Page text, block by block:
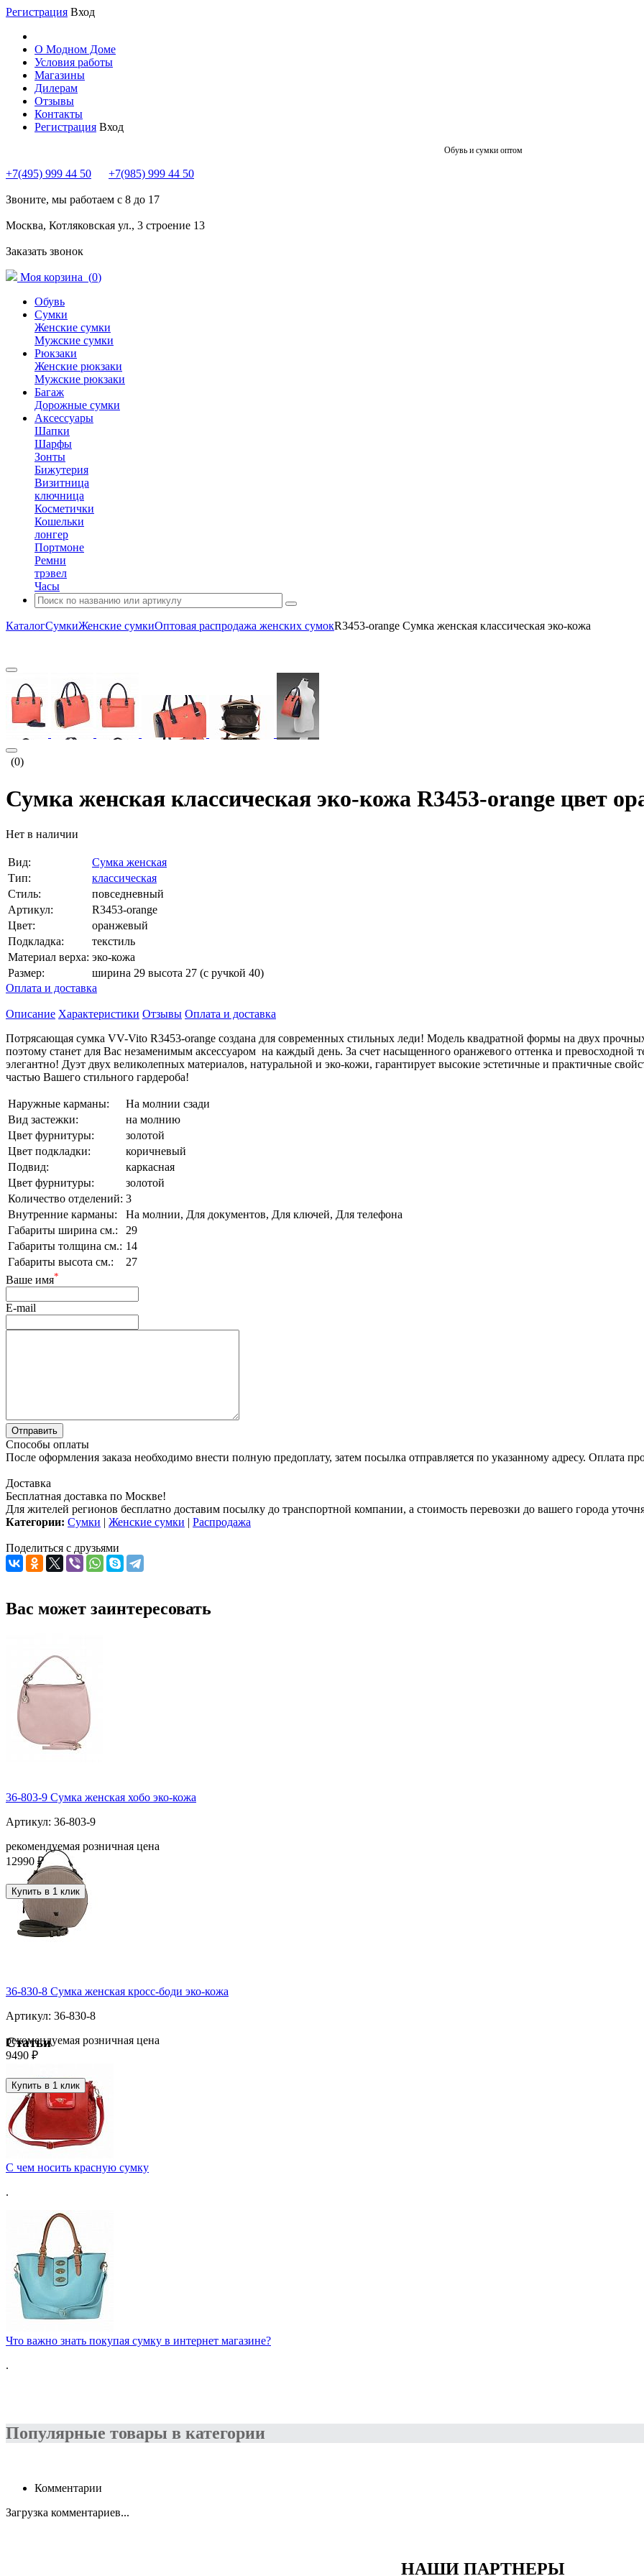
Регистрация Вход
О Модном Доме
Условия работы
Магазины
Дилерам
Отзывы
Контакты
Регистрация Вход
Обувь и сумки оптом
+7(495) 999 44 50 +7(985) 999 44 50
Звоните, мы работаем с 8 до 17
Москва, Котляковская ул., 3 строение 13
Заказать звонок
Моя корзина (0)
Обувь
Сумки
Женские сумки
Мужские сумки
Рюкзаки
Женские рюкзаки
Мужские рюкзаки
Багаж
Дорожные сумки
Аксессуары
Шапки
Шарфы
Зонты
Бижутерия
Визитница
ключница
Косметички
Кошельки
лонгер
Портмоне
Ремни
трэвел
Часы
КаталогСумкиЖенские сумкиОптовая распродажа женских сумокR3453-orange Сумка женская классическая эко-кожа
(0)
Сумка женская классическая эко-кожа R3453-orange цвет
Нет в наличии
Вид:
Сумка женская
Тип:
классическая
Стиль:
повседневный
Артикул:
R3453-orange
Цвет:
оранжевый
Подкладка:
текстиль
Материал верха: эко-кожа
Размер:
ширина 29 высота 27 (с ручкой 40)
Оплата и доставка
Описание Характеристики Отзывы Оплата и доставка
Потрясающая сумка VV-Vito R3453-orange создана для современных стильных леди! Модель квадратной формы на двух
поэтому станет для Вас незаменимым аксессуаром на каждый день. За счет насыщенного оранжевого оттенка и превосходной
элегантно! Дуэт двух великолепных материалов, натуральной и эко-кожи, гарантирует высокие эстетичные и практичные
частью Вашего стильного гардероба!
Наружные карманы:
На молнии сзади
Вид застежки:
на молнию
Цвет фурнитуры:
золотой
Цвет подкладки:
коричневый
Подвид:
каркасная
Цвет фурнитуры:
золотой
Количество отделений: 3
Внутренние карманы:
На молнии, Для документов, Для ключей, Для телефона
Габариты ширина см.:
29
Габариты толщина см.: 14
Габариты высота см.:
27
Ваше имя*
E-mail
Способы оплаты
После оформления заказа необходимо внести полную предоплату, затем посылка отправляется по указанному адресу. Оплата
Доставка
Бесплатная доставка по Москве!
Для жителей регионов бесплатно доставим посылку до транспортной компании, а стоимость перевозки до вашего города
Категории: Сумки | Женские сумки | Распродажа
Поделиться с друзьями
Вас может заинтересовать
36-803-9 Сумка женская хобо эко-кожа
Артикул: 36-803-9
рекомендуемая розничная цена
12990 ₽
Купить в 1 клик
36-830-8 Сумка женская кросс-боди эко-кожа
Артикул: 36-830-8
рекомендуемая розничная цена
9490 ₽
Купить в 1 клик
Статьи
C чем носить красную сумку
.
Что важно знать покупая сумку в интернет магазине?
.
Популярные товары в категории
Комментарии
Загрузка комментариев...
НАШИ ПАРТНЕРЫ